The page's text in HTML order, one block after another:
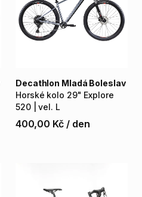
Horské kolo 29" Explore
520
vel. L
Decathlon Mladá Boleslav
400,00 Kč / den